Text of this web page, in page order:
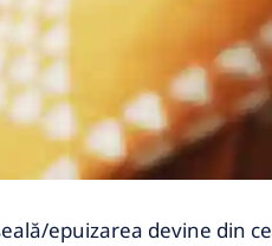
epuizarea devine din ce